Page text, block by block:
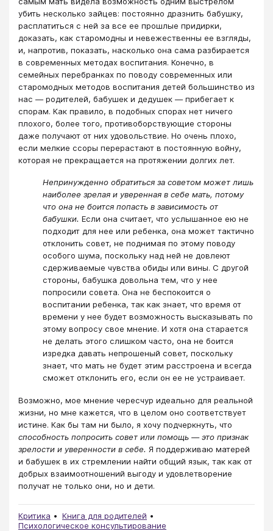
убить несколько зайцев: постоянно дразнить бабушку,
расплатиться с ней за все ее прошлые придирки,
доказать, как старомодны и невежественны ее взгляды,
и, напротив, показать, насколько она сама разбирается
в современных методах воспитания. Конечно, в
семейных перебранках по поводу современных или
старомодных методов воспитания детей большинство из
нас — родителей, бабушек и дедушек — прибегает к
спорам. Как правило, в подобных спорах нет ничего
плохого, более того, противоборствующие стороны
даже получают от них удовольствие. Но очень плохо,
если мелкие ссоры перерастают в постоянную войну,
которая не прекращается на протяжении долгих лет.
Непринужденно обратиться за советом может лишь
наиболее зрелая и уверенная в себе мать, потому
что она не боится попасть в зависимость от
бабушки. Если она считает, что услышанное ею не
подходит для нее или ребенка, она может тактично
отклонить совет, не поднимая по этому поводу
особого шума, поскольку над ней не довлеют
сдерживаемые чувства обиды или вины. С другой
стороны, бабушка довольна тем, что у нее
попросили совета. Она не беспокоится о
воспитании ребенка, так как знает, что время от
времени у нее будет возможность высказывать по
этому вопросу свое мнение. И хотя она старается
не делать этого слишком часто, она не боится
изредка давать непрошеный совет, поскольку
знает, что мать не будет этим расстроена и всегда
сможет отклонить его, если он ее не устраивает.
Возможно, мое мнение чересчур идеально для реальной
жизни, но мне кажется, что в целом оно соответствует
истине. Как бы там ни было, я хочу подчеркнуть, что
способность попросить совет или помощь — это признак
зрелости и уверенности в себе. Я поддерживаю матерей
и бабушек в их стремлении найти общий язык, так как от
добрых взаимоотношений выгоду и удовлетворение
получат не только они, но и дети.
Критика
Книга для родителей
Психологическое консультирование